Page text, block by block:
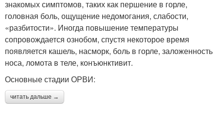
знакомых симптомов, таких как першение в горле,
головная боль, ощущение недомогания, слабости,
«разбитости». Иногда повышение температуры
сопровождается ознобом, спустя некоторое время
появляется кашель, насморк, боль в горле, заложенность
носа, ломота в теле, конъюнктивит.
Основные стадии ОРВИ:
читать дальше →